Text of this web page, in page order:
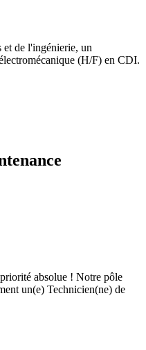
et de l'ingénierie, un
(H/F) en CDI.
absolue ! Notre pôle
un(e) Technicien(ne) de